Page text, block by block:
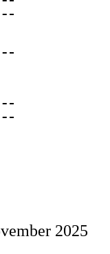
2025